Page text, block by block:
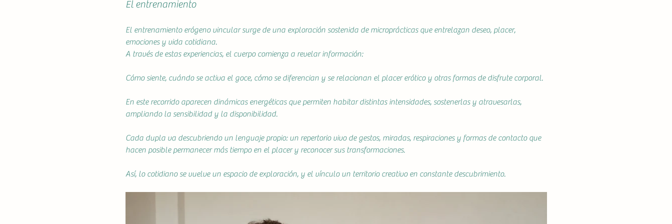
El entrenamiento
El entrenamiento erógeno vincular surge de una exploración sostenida de microprácticas que entrelazan deseo, placer,
emociones y vida cotidiana.
A través de estas experiencias, el cuerpo comienza a revelar información:
Cómo siente, cuándo se activa el goce, cómo se diferencian y se relacionan el placer erótico y otras formas de disfrute corporal.
En este recorrido aparecen dinámicas energéticas que permiten habitar distintas intensidades, sostenerlas y atravesarlas,
ampliando la sensibilidad y la disponibilidad.
Cada dupla va descubriendo un lenguaje propio: un repertorio vivo de gestos, miradas, respiraciones y formas de contacto que
hacen posible permanecer más tiempo en el placer y reconocer sus transformaciones.
Así, lo cotidiano se vuelve un espacio de exploración, y el vínculo un territorio creativo en constante descubrimiento.